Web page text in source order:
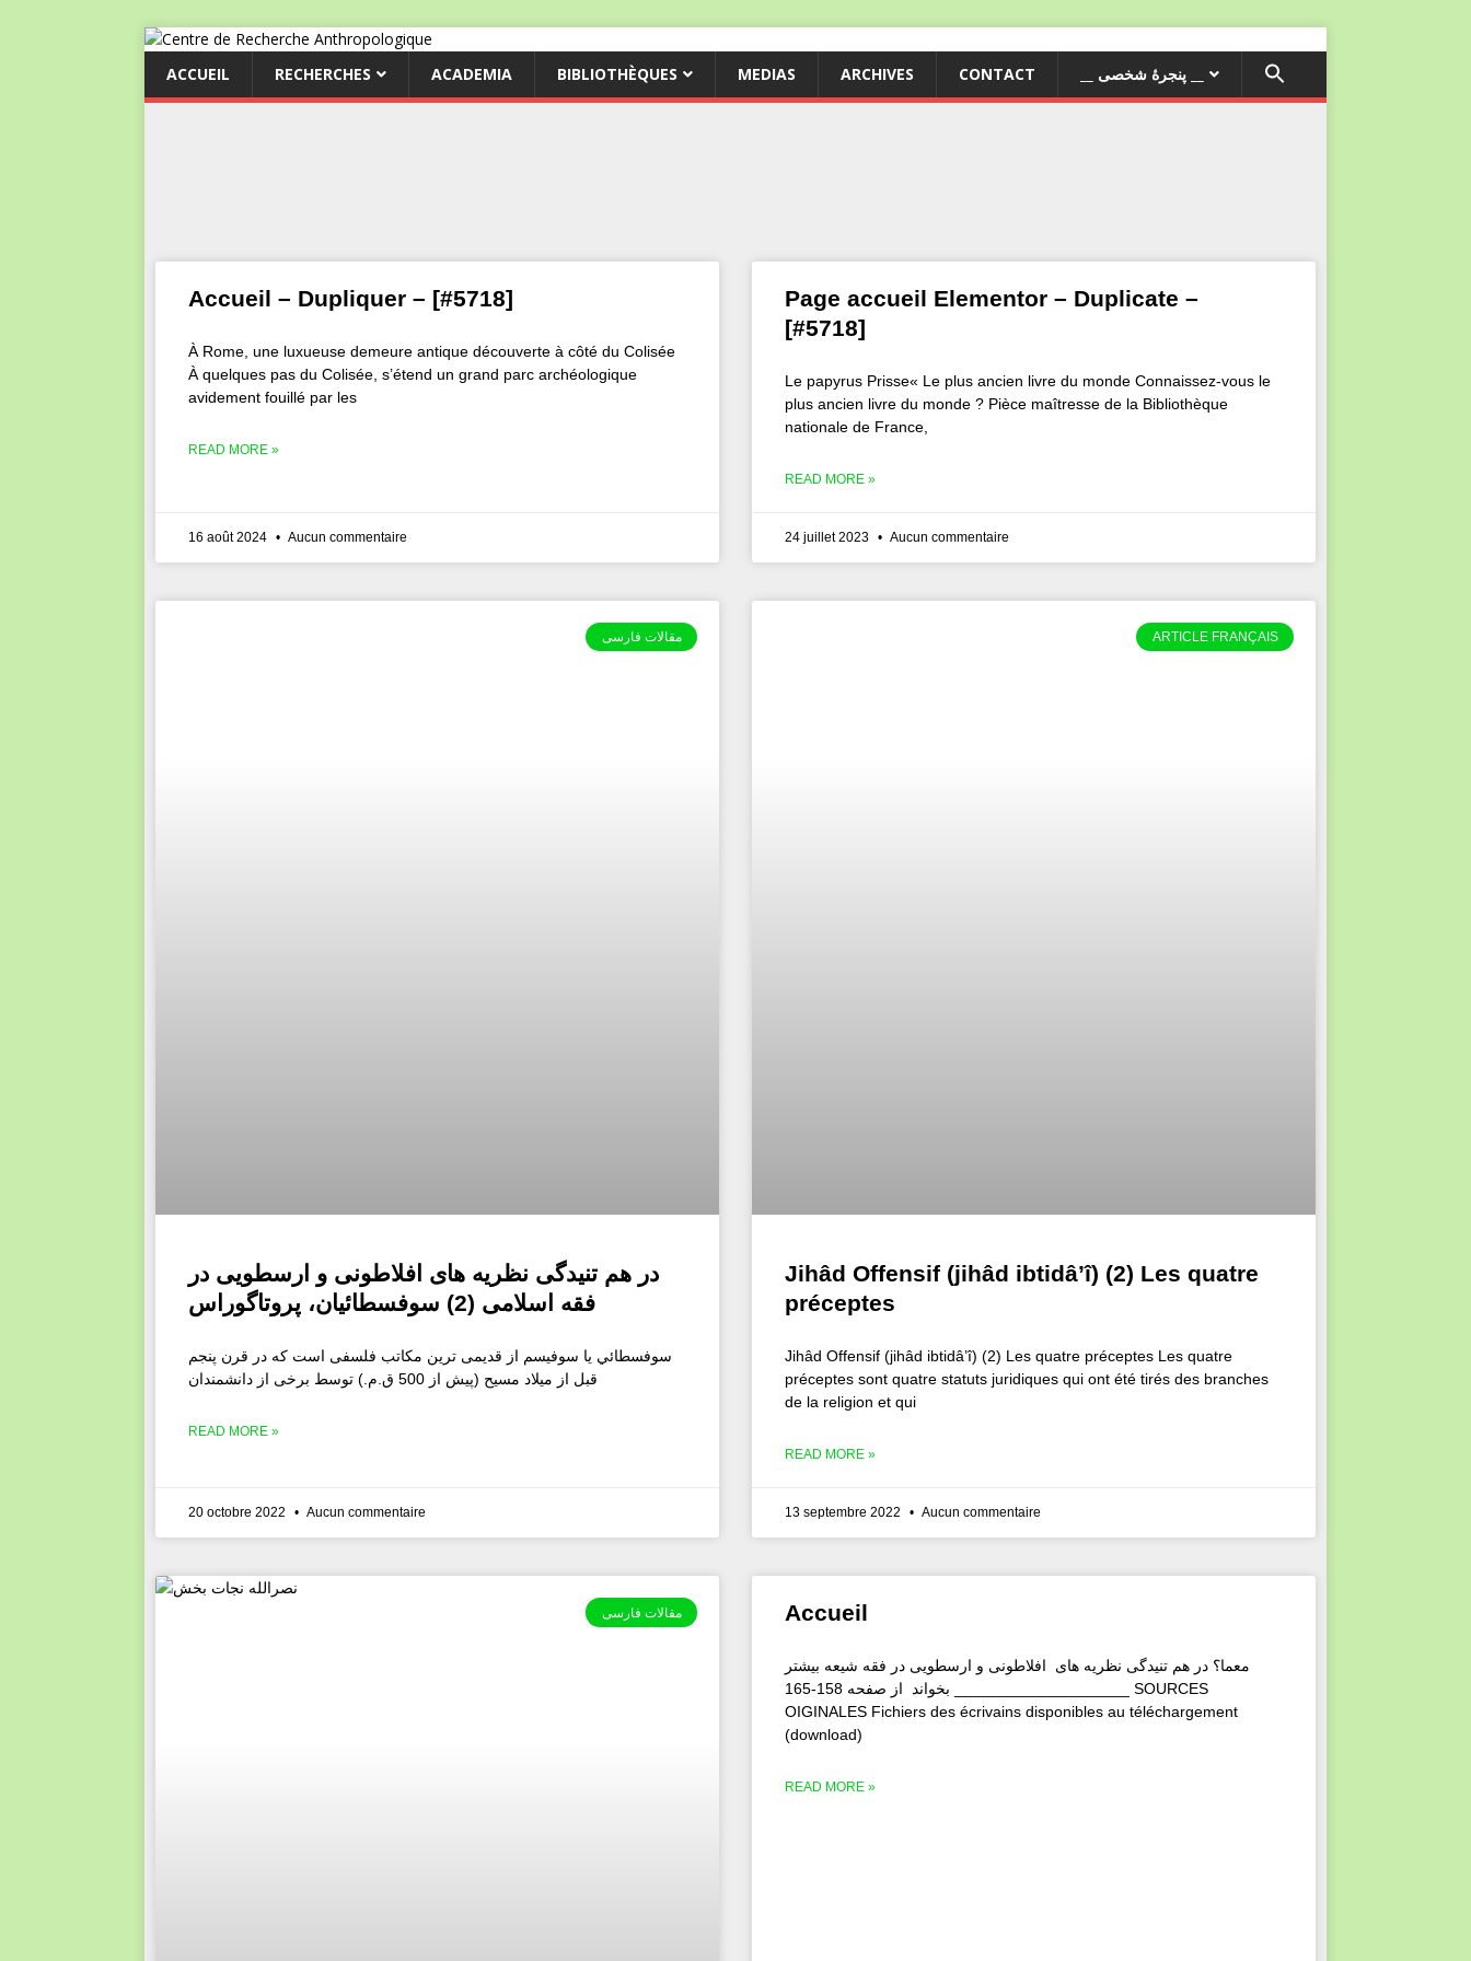
ACCUEIL RECHERCHES ACADEMIA BIBLIOTHÈQUES MEDIAS ARCHIVES CONTACT
Accueil – Dupliquer – [#5718]
À Rome, une luxueuse demeure antique découverte à côté du Colisée
À quelques pas du Colisée, s’étend un grand parc archéologique
avidement fouillé par les
READ MORE »
16 août 2024 Aucun commentaire
Page accueil Elementor – Duplicate –
[#5718]
Le papyrus Prisse« Le plus ancien livre du monde Connaissez-vous le
plus ancien livre du monde ? Pièce maîtresse de la Bibliothèque
nationale de France,
READ MORE »
24 juillet 2023 Aucun commentaire
مقالات فارسی
در هم تنیدگی نظریه های افلاطونی و ارسطویی در
فقه اسلامی (2) سوفسطائيان، پروتاگوراس
سوفسطائي یا سوفیسم از قدیمی ترین مکاتب فلسفی است که در قرن پنجم
قبل از میلاد مسیح (پیش از 500 ق.م.) توسط برخی از دانشمندان
READ MORE »
20 octobre 2022 Aucun commentaire
ARTICLE FRANÇAIS
Jihâd Offensif (jihâd ibtidâ’î) (2) Les quatre
préceptes
Jihâd Offensif (jihâd ibtidâ’î) (2) Les quatre préceptes Les quatre
préceptes sont quatre statuts juridiques qui ont été tirés des branches
de la religion et qui
READ MORE »
13 septembre 2022 Aucun commentaire
مقالات فارسی Accueil
معما؟ در هم تنیدگی نظریه های افلاطونی و ارسطویی در فقه شیعه بیشتر
بخواند از صفحه 158-165 ____________________ SOURCES
OIGINALES Fichiers des écrivains disponibles au téléchargement
(download)
READ MORE »